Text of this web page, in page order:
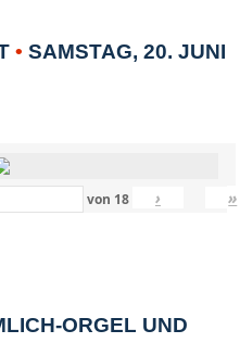
• SAMSTAG, 20. JUNI
von 18 › »
ORGEL UND